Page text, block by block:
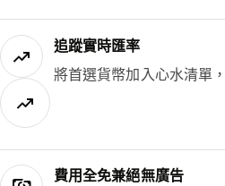
追蹤實時匯率
將首選貨幣加入心水清單
費用全免兼絕無廣告